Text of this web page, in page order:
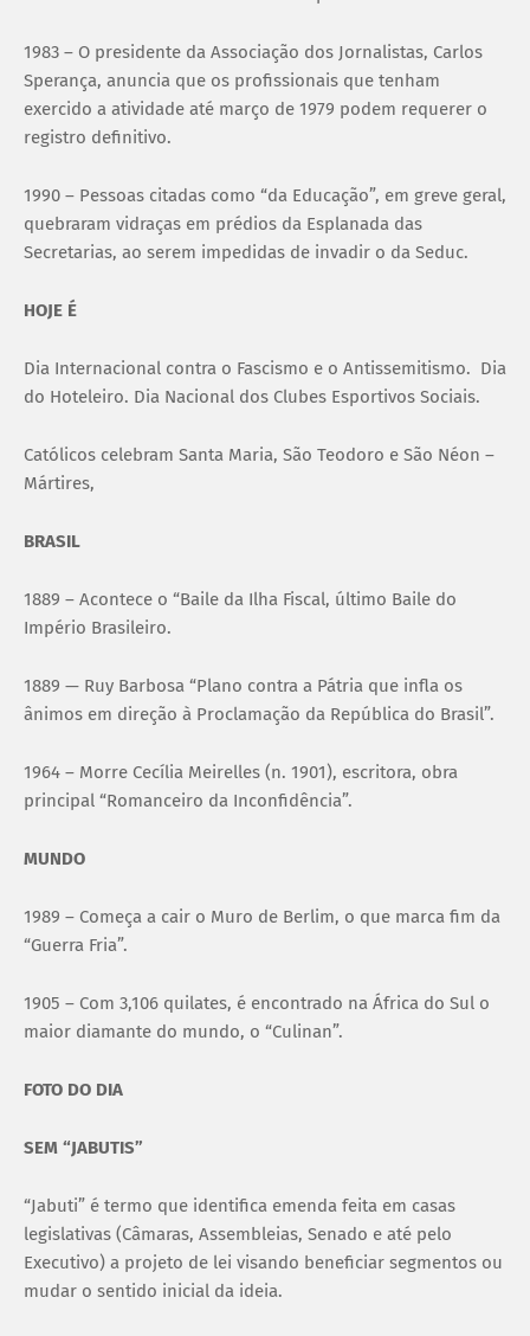
1983 – O presidente da Associação dos Jornalistas, Carlos
Sperança, anuncia que os profissionais que tenham
exercido a atividade até março de 1979 podem requerer o
registro definitivo.
1990 – Pessoas citadas como “da Educação”, em greve geral,
quebraram vidraças em prédios da Esplanada das
Secretarias, ao serem impedidas de invadir o da Seduc.
HOJE É
Dia Internacional contra o Fascismo e o Antissemitismo. Dia
do Hoteleiro. Dia Nacional dos Clubes Esportivos Sociais.
Católicos celebram Santa Maria, São Teodoro e São Néon –
Mártires,
BRASIL
1889 – Acontece o “Baile da Ilha Fiscal, último Baile do
Império Brasileiro.
1889 — Ruy Barbosa “Plano contra a Pátria que infla os
ânimos em direção à Proclamação da República do Brasil”.
1964 – Morre Cecília Meirelles (n. 1901), escritora, obra
principal “Romanceiro da Inconfidência”.
MUNDO
1989 – Começa a cair o Muro de Berlim, o que marca fim da
“Guerra Fria”.
1905 – Com 3,106 quilates, é encontrado na África do Sul o
maior diamante do mundo, o “Culinan”.
FOTO DO DIA
SEM “JABUTIS”
“Jabuti” é termo que identifica emenda feita em casas
legislativas (Câmaras, Assembleias, Senado e até pelo
Executivo) a projeto de lei visando beneficiar segmentos ou
mudar o sentido inicial da ideia.